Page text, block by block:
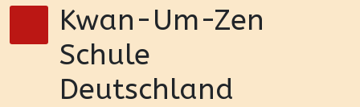
Kwan-Um-Zen
Schule
Deutschland